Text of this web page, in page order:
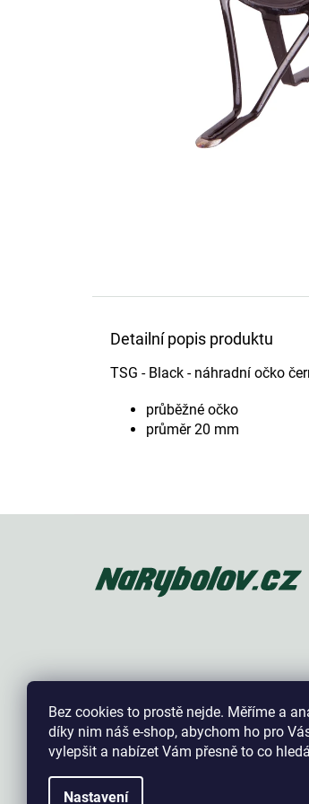
Bez cookies to prostě nejde. Měříme a
díky nim náš e-shop, abychom ho pro
vylepšit a nabízet Vám přesně to co
Nastavení
Detailní popis produktu
TSG - Black - náhradní očko
průběžné očko
průměr 20 mm